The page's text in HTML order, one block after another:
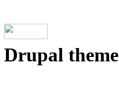
Drupal theme